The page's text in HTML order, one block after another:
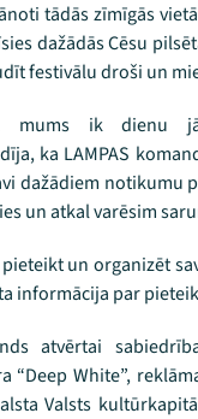
tādās zīmīgās
dažādās Cēsu
festivālu droši un
mums ik dienu
ka LAMPAS
dažādiem notikumu
un atkal varēsim
un organizēt
informācija par
atvērtai
“Deep White”,
Valsts